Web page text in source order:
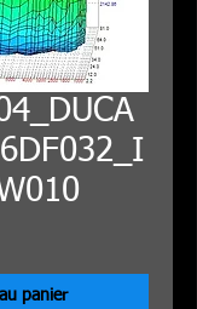
panier